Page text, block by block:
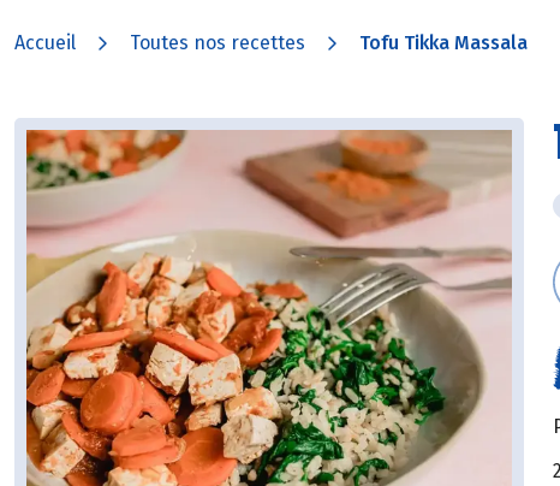
Accueil Toutes nos recettes Tofu Tikka Massala